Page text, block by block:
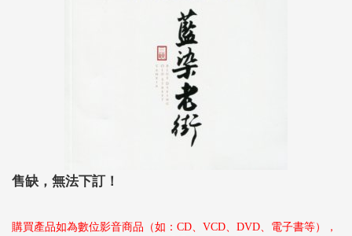
售缺，無法下訂！
購買產品如為數位影音商品（如：CD、VCD、DVD、電子書等），